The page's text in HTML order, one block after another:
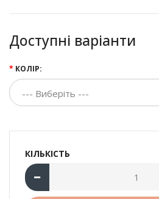
Доступні варіанти
КОЛІР:
КІЛЬКІСТЬ